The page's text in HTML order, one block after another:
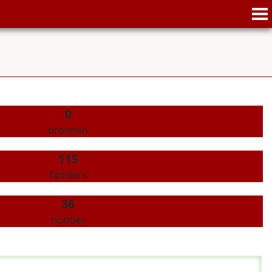
0
bronnen
115
familie's
36
notities